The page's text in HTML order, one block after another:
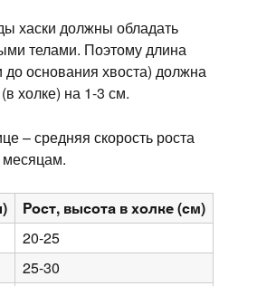
хаски должны обладать
телами. Поэтому длина
до основания хвоста) должна
холке) на 1-3 см.
– средняя скорость роста
месяцам.
Рост, высота в холке (см)
20-25
25-30